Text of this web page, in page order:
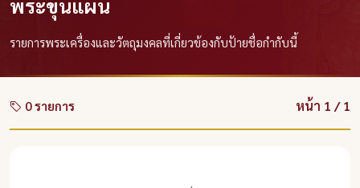
พระขุนแผน
รายการพระเครื่องและวัตถุมงคลที่เกี่ยวข้องกับป้ายชื่อกำกับนี้
0 รายการ หน้า 1 / 1